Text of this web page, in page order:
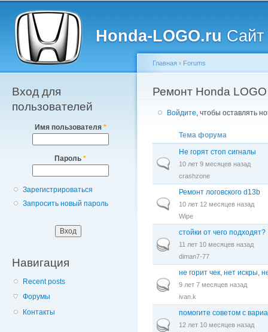
Honda-LOGO.ru Сайт
Главное меню
Вход для
пользователей
Имя пользователя *
Пароль *
Зарегистрироваться
Запросить новый пароль
Навигация
Recent posts
Форумы
Контакты
Вы здесь
Главная › Forums
Ремонт Honda LOGO
Войдите, чтобы оставлять
Тема форума
Обычная тема
Не горят стоп сигналы
10 лет 9 месяцев назад
crashzone
Обычная тема
Ремонт логовского d13b
10 лет 12 месяцев назад
Wipe
Горячая тема
стойки от чего подходят?
11 лет 10 месяцев назад
diman7-77
Горячая тема
не горит чек, нет искры,
9 лет 7 месяцев назад
ivan.k
Горячая тема
помогите советом с
12 лет 10 месяцев назад